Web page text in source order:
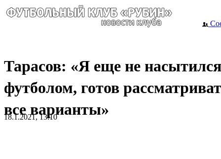
Тарасов: «Я еще не насытился
футболом, готов
все варианты»
18.1.2021, 13:10